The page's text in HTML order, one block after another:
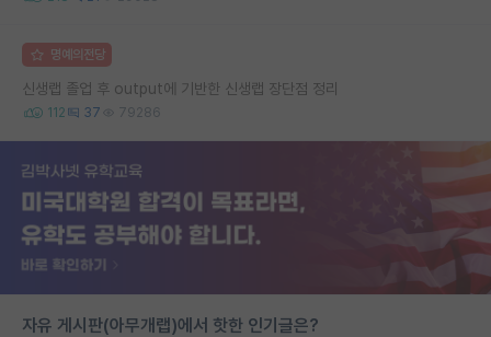
명예의전당
신생랩 졸업 후 output에 기반한 신생랩 장단점 정리
112 37 79286
자유 게시판(아무개랩)에서 핫한 인기글은?